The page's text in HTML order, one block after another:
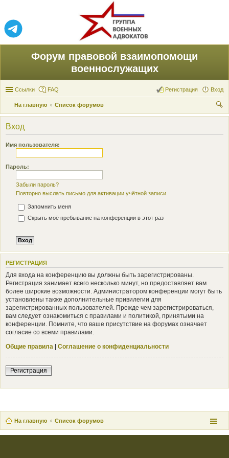
Форум правовой взаимопомощи
военнослужащих
Ссылки FAQ Вход
Регистрация
На главную
Список форумов
ои
Вход
Имя пользователя:
Пароль:
Забыли пароль?
Повторно выслать письмо для активации учётной записи
Запомнить меня
Скрыть моё пребывание на конференции в этот раз
РЕГИСТРАЦИЯ
Для входа на конференцию вы должны быть зарегистрированы.
Регистрация занимает всего несколько минут, но предоставляет вам
более широкие возможности. Администратором конференции могут быть
установлены также дополнительные привилегии для
зарегистрированных пользователей. Прежде чем зарегистрироваться,
вам следует ознакомиться с правилами и политикой, принятыми на
конференции. Помните, что ваше присутствие на форумах означает
согласие со всеми правилами.
Общие правила | Соглашение о конфиденциальности
Регистрация
На главную Список форумов